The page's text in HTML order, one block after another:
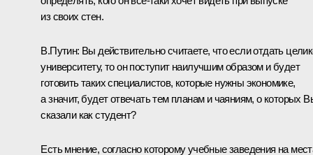
из своих стен.
В.Путин: Вы действительно считаете, что если отдать
университету, то он поступит наилучшим образом и будет
готовить таких специалистов, которые нужны экономике,
а значит, будет отвечать тем планам и чаяниям, о которых
сказали как студент?
Есть мнение, согласно которому учебные заведения на